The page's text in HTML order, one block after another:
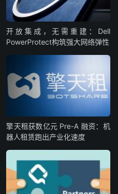
开放集成，无需重建：Dell
PowerProtect构筑强大网络弹性
擎天租获数亿元 Pre-A 融资：机
器人租赁跑出产业化速度